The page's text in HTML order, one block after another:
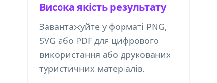
Висока якість результату
Завантажуйте у форматі PNG,
SVG або PDF для цифрового
використання або друкованих
туристичних матеріалів.